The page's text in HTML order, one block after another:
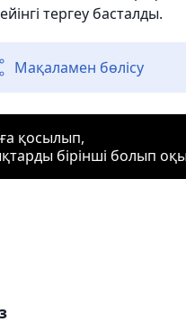
тергеу басталды.
Мақаламен бөлісу
қосылып,
бірінші болып